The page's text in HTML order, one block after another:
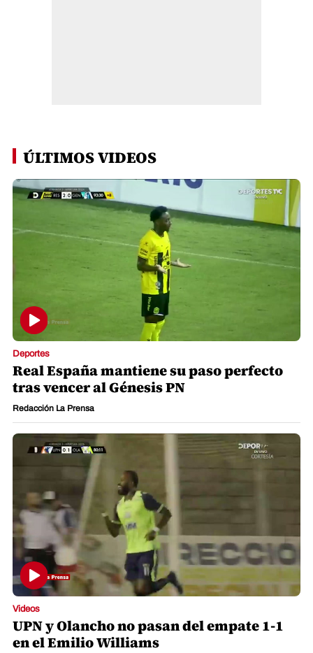
ÚLTIMOS VIDEOS
Deportes
Real España mantiene su paso perfecto
tras vencer al Génesis PN
Redacción La Prensa
Videos
UPN y Olancho no pasan del empate 1-1
en el Emilio Williams